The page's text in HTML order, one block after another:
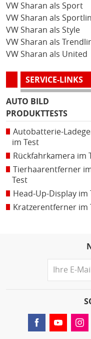
VW Sharan als Sport
VW Sharan als
VW Sharan als Style
VW Sharan als
VW Sharan als United
SERVICE-LINKS
AUTO BILD
PRODUKTTESTS
Autobatterie-
im Test
Rückfahrkamera im
Tierhaarentferner
Test
Head-Up-Display im
Kratzerentferner im